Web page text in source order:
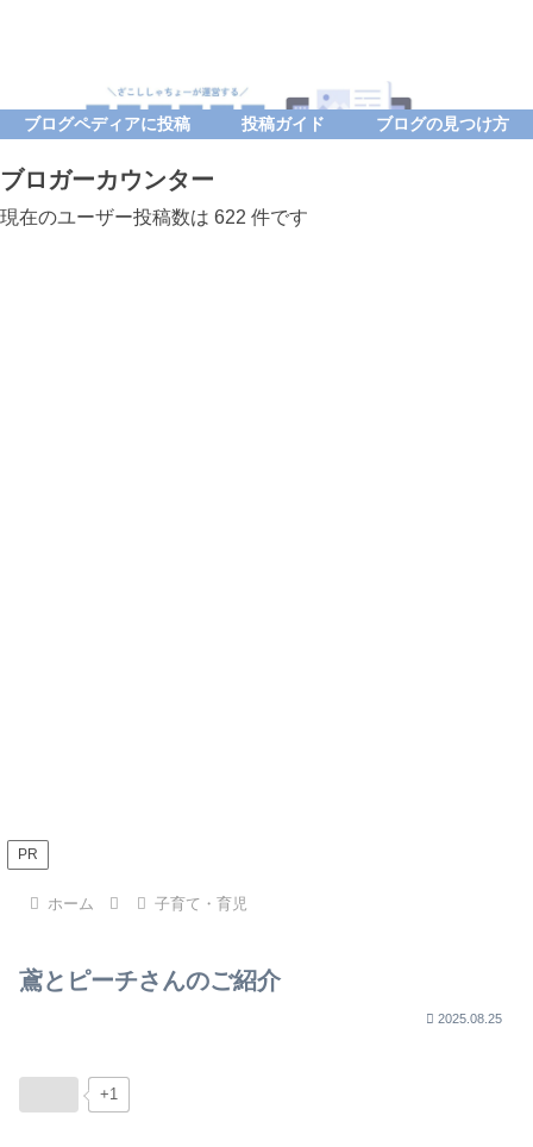
ブログペディアに投稿 投稿ガイド ブログの見つけ方
ブロガーカウンター
現在のユーザー投稿数は 622 件です
PR
ホーム 子育て・育児
鳶とピーチさんのご紹介
2025.08.25
+1